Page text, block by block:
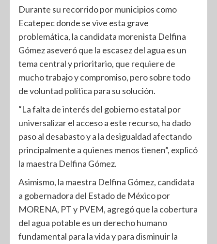
Durante su recorrido por municipios como
Ecatepec donde se vive esta grave
problemática, la candidata morenista Delfina
Gómez aseveró que la escasez del agua es un
tema central y prioritario, que requiere de
mucho trabajo y compromiso, pero sobre todo
de voluntad política para su solución.
“La falta de interés del gobierno estatal por
universalizar el acceso a este recurso, ha dado
paso al desabasto y a la desigualdad afectando
principalmente a quienes menos tienen”, explicó
la maestra Delfina Gómez.
Asimismo, la maestra Delfina Gómez, candidata
a gobernadora del Estado de México por
MORENA, PT y PVEM, agregó que la cobertura
del agua potable es un derecho humano
fundamental para la vida y para disminuir la